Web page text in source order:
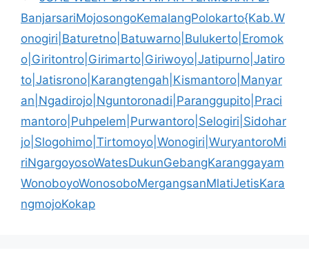
BanjarsariMojosongoKemalangPolokarto{Kab.W
onogiri|Baturetno|Batuwarno|Bulukerto|Eromok
o|Giritontro|Girimarto|Giriwoyo|Jatipurno|Jatiro
to|Jatisrono|Karangtengah|Kismantoro|Manyar
an|Ngadirojo|Nguntoronadi|Paranggupito|Praci
mantoro|Puhpelem|Purwantoro|Selogiri|Sidohar
jo|Slogohimo|Tirtomoyo|Wonogiri|WuryantoroMi
riNgargoyosoWatesDukunGebangKaranggayam
WonoboyoWonosoboMergangsanMlatiJetisKara
ngmojoKokap